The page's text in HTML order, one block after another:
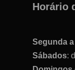
Horário
Segunda
Sábados: